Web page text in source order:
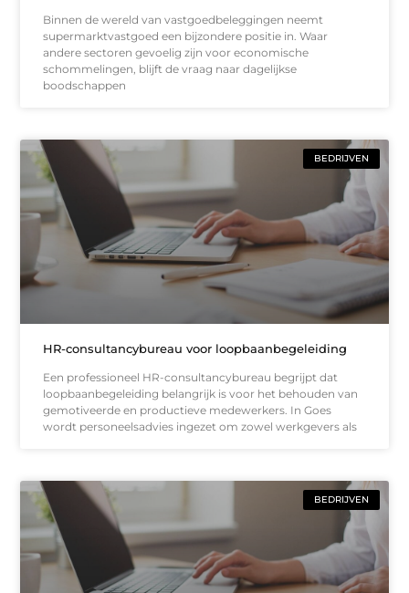
Binnen de wereld van vastgoedbeleggingen neemt
supermarktvastgoed een bijzondere positie in. Waar
andere sectoren gevoelig zijn voor economische
schommelingen, blijft de vraag naar dagelijkse
boodschappen
BEDRIJVEN
HR-consultancybureau voor loopbaanbegeleiding
Een professioneel HR-consultancybureau begrijpt dat
loopbaanbegeleiding belangrijk is voor het behouden van
gemotiveerde en productieve medewerkers. In Goes
wordt personeelsadvies ingezet om zowel werkgevers als
BEDRIJVEN